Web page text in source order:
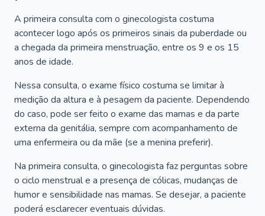
A primeira consulta com o ginecologista costuma
acontecer logo após os primeiros sinais da puberdade ou
a chegada da primeira menstruação, entre os 9 e os 15
anos de idade.
Nessa consulta, o exame físico costuma se limitar à
medição da altura e à pesagem da paciente. Dependendo
do caso, pode ser feito o exame das mamas e da parte
externa da genitália, sempre com acompanhamento de
uma enfermeira ou da mãe (se a menina preferir).
Na primeira consulta, o ginecologista faz perguntas sobre
o ciclo menstrual e a presença de cólicas, mudanças de
humor e sensibilidade nas mamas. Se desejar, a paciente
poderá esclarecer eventuais dúvidas.